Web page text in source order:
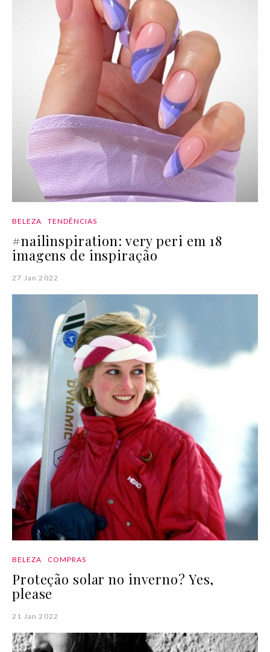
BELEZA TENDÊNCIAS
#nailinspiration: very peri em 18
imagens de inspiração
27 Jan 2022
BELEZA COMPRAS
Proteção solar no inverno? Yes,
please
21 Jan 2022